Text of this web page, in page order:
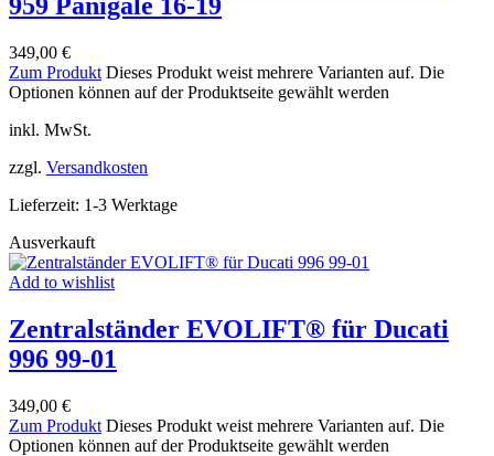
349,00 €
Zum Produkt Dieses Produkt weist mehrere Varianten auf. Die
Optionen können auf der Produktseite gewählt werden
inkl. MwSt.
zzgl. Versandkosten
Lieferzeit: 1-3 Werktage
Ausverkauft
Add to wishlist
Zentralständer EVOLIFT® für Ducati
996 99-01
349,00 €
Zum Produkt Dieses Produkt weist mehrere Varianten auf. Die
Optionen können auf der Produktseite gewählt werden